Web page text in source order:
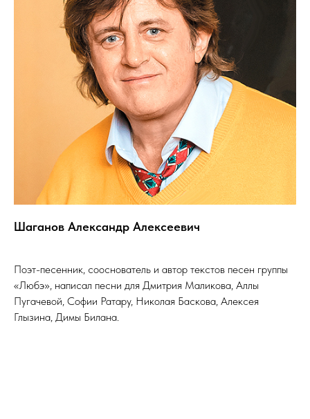
Шаганов Александр Алексеевич
Поэт-песенник, сооснователь и автор текстов песен группы
«Любэ», написал песни для Дмитрия Маликова, Аллы
Пугачевой, Софии Ратару, Николая Баскова, Алексея
Глызина, Димы Билана.